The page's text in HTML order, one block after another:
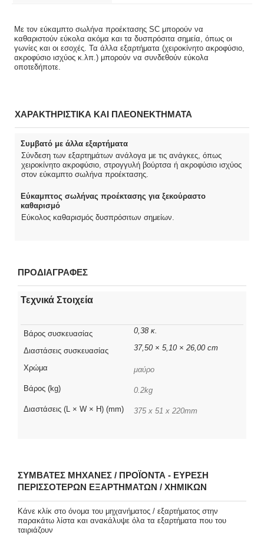
Με τον εύκαμπτο σωλήνα προέκτασης SC μπορούν να
καθαριστούν εύκολα ακόμα και τα δυσπρόσιτα σημεία, όπως οι
γωνίες και οι εσοχές. Τα άλλα εξαρτήματα (χειροκίνητο ακροφύσιο,
ακροφύσιο ισχύος κ.λπ.) μπορούν να συνδεθούν εύκολα
οποτεδήποτε.
ΧΑΡΑΚΤΗΡΙΣΤΙΚΑ ΚΑΙ ΠΛΕΟΝΕΚΤΗΜΑΤΑ
Συμβατό με άλλα εξαρτήματα
Σύνδεση των εξαρτημάτων ανάλογα με τις ανάγκες, όπως
χειροκίνητο ακροφύσιο, στρογγυλή βούρτσα ή ακροφύσιο ισχύος
στον εύκαμπτο σωλήνα προέκτασης.
Εύκαμπτος σωλήνας προέκτασης για ξεκούραστο
καθαρισμό
Εύκολος καθαρισμός δυσπρόσιτων σημείων.
ΠΡΟΔΙΑΓΡΑΦΕΣ
Τεχνικά Στοιχεία
Βάρος συσκευασίας 0,38 κ.
Διαστάσεις συσκευασίας 37,50 × 5,10 × 26,00 cm
Χρώμα μαύρο
Βάρος (kg) 0.2kg
Διαστάσεις (L × W × H) (mm) 375 x 51 x 220mm
ΣΥΜΒΑΤΈΣ ΜΗΧΑΝΈΣ / ΠΡΟΪΌΝΤΑ - ΕΎΡΕΣΗ
ΠΕΡΙΣΣΌΤΕΡΩΝ ΕΞΑΡΤΗΜΆΤΩΝ / ΧΗΜΙΚΏΝ
Κάνε κλίκ στο όνομα του μηχανήματος / εξαρτήματος στην
παρακάτω λίστα και ανακάλυψε όλα τα εξαρτήματα που του
ταιριάζουν